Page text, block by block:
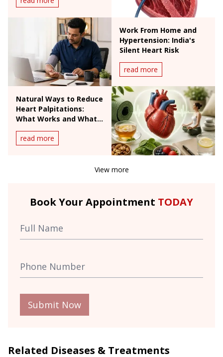
Work From Home and
Hypertension: India's
Silent Heart Risk
read more
Natural Ways to Reduce
Heart Palpitations:
What Works and What
Doesn't
read more
View more
Book Your Appointment TODAY
Submit Now
Related Diseases & Treatments